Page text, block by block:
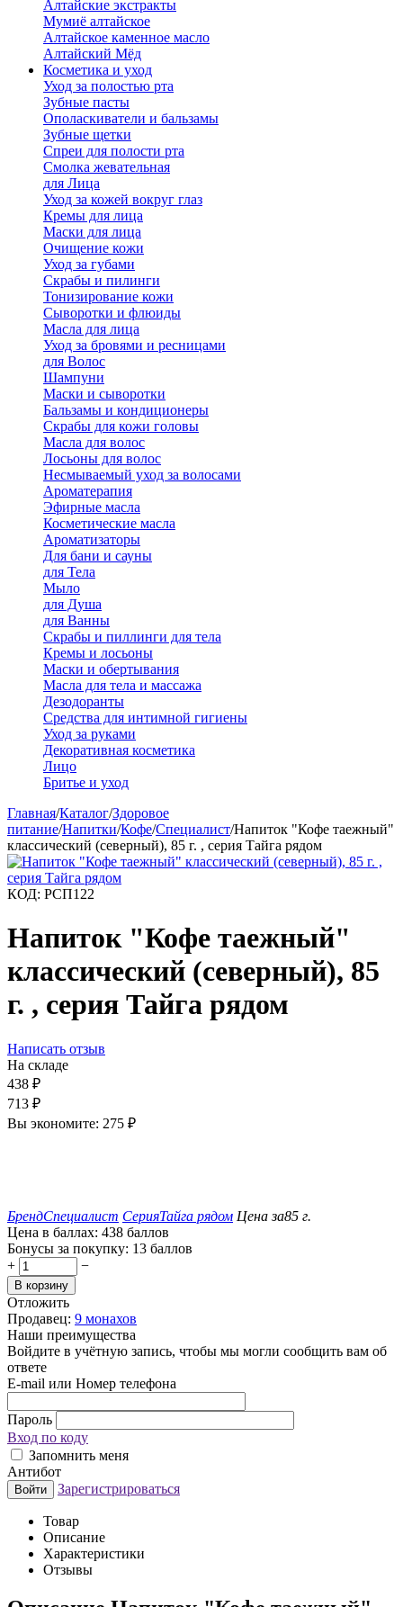
Алтайские экстракты
Мумиё алтайское
Алтайское каменное масло
Алтайский Мёд
Косметика и уход
Уход за полостью рта
Зубные пасты
Ополаскиватели и бальзамы
Зубные щетки
Спреи для полости рта
Смолка жевательная
для Лица
Уход за кожей вокруг глаз
Кремы для лица
Маски для лица
Очищение кожи
Уход за губами
Скрабы и пилинги
Тонизирование кожи
Сыворотки и флюиды
Масла для лица
Уход за бровями и ресницами
для Волос
Шампуни
Маски и сыворотки
Бальзамы и кондиционеры
Скрабы для кожи головы
Масла для волос
Лосьоны для волос
Несмываемый уход за волосами
Ароматерапия
Эфирные масла
Косметические масла
Ароматизаторы
Для бани и сауны
для Тела
Мыло
для Душа
для Ванны
Скрабы и пиллинги для тела
Кремы и лосьоны
Маски и обертывания
Масла для тела и массажа
Дезодоранты
Средства для интимной гигиены
Уход за руками
Декоративная косметика
Лицо
Бритье и уход
Главная/Каталог/Здоровое
питание/Напитки/Кофе/Специалист/Напиток "Кофе таежный"
классический (северный), 85 г. , серия Тайга рядом
КОД: РСП122
Напиток "Кофе таежный"
классический (северный), 85
г. , серия Тайга рядом
Написать отзыв
На складе
438 ₽
713 ₽
Вы экономите: 275 ₽
БрендСпециалист СерияТайга рядом Цена за85 г.
Цена в баллах: 438 баллов
Бонусы за покупку: 13 баллов
+
−
В корзину
Отложить
Продавец: 9 монахов
Наши преимущества
Войдите в учётную запись, чтобы мы могли сообщить вам об
ответе
E-mail или Номер телефона
Пароль
Вход по коду
Запомнить меня
Антибот
Войти Зарегистрироваться
Товар
Описание
Характеристики
Отзывы